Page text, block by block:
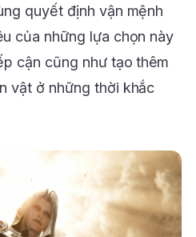
quyết định vận mệnh
của những lựa chọn này
cận cũng như tạo thêm
vật ở những thời khắc